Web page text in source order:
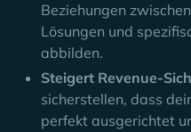
Beziehungen
Lösungen und
abbilden.
Steigert Revenue-
sicherstellen, dass
perfekt ausgerichtet